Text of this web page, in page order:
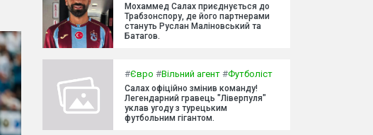
Мохаммед Салах приєднується до
Трабзонспору, де його партнерами
стануть Руслан Маліновський та
Батагов.
#Євро #Вільний агент #Футболіст
Салах офіційно змінив команду!
Легендарний гравець "Ліверпуля"
уклав угоду з турецьким
футбольним гігантом.